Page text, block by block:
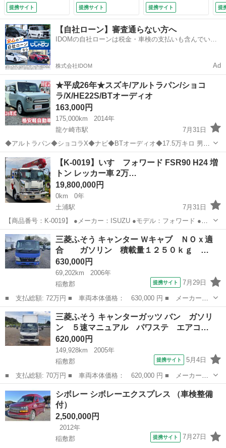
ステ ６人乗り
（車検整備付）
提携サイト 提携サイト 提携サイト 提
【自社ローン】審査通らない方へ
IDOMの自社ローンは税金・車検の支払いも含んでいる
株式会社IDOM Ad
★平成26年★スズキ/アルトラパン/ショコ
ラ/X/HE22S/BTオーディオ
163,000円
175,000km
2014年
龍ケ崎市駅
7月31日
◆アルトラパン◆ショコラX◆ナビ◆BTオーディオ◆17.5万キロ 男女
問わず大人気♪ HE22S スズキ アルトラパン ショコラ X ！！
小回りのきくかわいい一台です✨ たくさんのお問い合わせお待ちして
お...
茨城 稲敷郡 龍ケ崎市駅 その他
【K-0019】いすゞフォワード FSR90 H24 増
トン レッカー車 2万…
19,800,000円
0km
0年
土浦駅
7月31日
【商品番号：K-0019】 ●メーカー：ISUZU ●モデル：フォワード ●型
式：SKG-FSR90 ●走行距離：24,063km ●最大積載量：500kg ●初度登
録年月：平成24年9月 ●乗車定員：2人 ...
茨城 稲敷郡 土浦駅 その他
三菱ふそう キャンター Ｗキャブ ＮＯｘ適
合 ガソリン 積載量１２５０ｋｇ …
630,000円
69,202km
2006年
稲敷郡
提携サイト 7月29日
■ 支払総額: 72万円 ■ 車両本体価格： 630,000 円 ■ メーカー
名： 三菱ふそう ■ 車種名： キャンター ■ グレード名： Ｗキ
ャブ ＮＯｘ適合 ガソリン 積載量１２５０ｋｇ ５速マニュア
ル エアコン パ...
茨城 稲敷郡 その他
三菱ふそう キャンターガッツ バン ガソリ
ン ５速マニュアル パワステ エアコ…
620,000円
149,928km
2005年
稲敷郡
提携サイト 5月4日
■ 支払総額: 70万円 ■ 車両本体価格： 620,000 円 ■ メーカー
名： 三菱ふそう ■ 車種名： キャンターガッツ ■ グレード
名： バン ガソリン ５速マニュアル パワステ エアコン ■ 排
気量： 2000c...
茨城 稲敷郡 その他
シボレー シボレーエクスプレス （車検整備
付）
2,500,000円
2012年
稲敷郡
提携サイト 7月27日